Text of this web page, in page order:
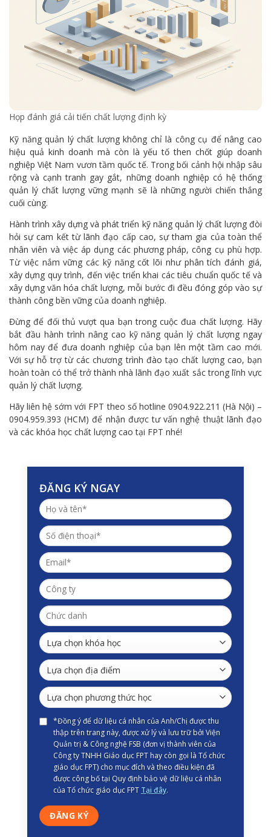
Họp đánh giá cải tiến chất lượng định kỳ
Kỹ năng quản lý chất lượng không chỉ là công cụ để nâng cao
hiệu quả kinh doanh mà còn là yếu tố then chốt giúp doanh
nghiệp Việt Nam vươn tầm quốc tế. Trong bối cảnh hội nhập sâu
rộng và cạnh tranh gay gắt, những doanh nghiệp có hệ thống
quản lý chất lượng vững mạnh sẽ là những người chiến thắng
cuối cùng.
Hành trình xây dựng và phát triển kỹ năng quản lý chất lượng đòi
hỏi sự cam kết từ lãnh đạo cấp cao, sự tham gia của toàn thể
nhân viên và việc áp dụng các phương pháp, công cụ phù hợp.
Từ việc nắm vững các kỹ năng cốt lõi như phân tích đánh giá,
xây dựng quy trình, đến việc triển khai các tiêu chuẩn quốc tế và
xây dựng văn hóa chất lượng, mỗi bước đi đều đóng góp vào sự
thành công bền vững của doanh nghiệp.
Đừng để đối thủ vượt qua bạn trong cuộc đua chất lượng. Hãy
bắt đầu hành trình nâng cao kỹ năng quản lý chất lượng ngay
hôm nay để đưa doanh nghiệp của bạn lên một tầm cao mới.
Với sự hỗ trợ từ các chương trình đào tạo chất lượng cao, bạn
hoàn toàn có thể trở thành nhà lãnh đạo xuất sắc trong lĩnh vực
quản lý chất lượng.
Hãy liên hệ sớm với FPT theo số hotline 0904.922.211 (Hà Nội) –
0904.959.393 (HCM) để nhận được tư vấn nghệ thuật lãnh đạo
và các khóa học chất lượng cao tại FPT nhé!
ĐĂNG KÝ NGAY
*Đồng ý để dữ liệu cá nhân của Anh/Chị được thu
thập trên trang này, được xử lý và lưu trữ bởi Viện
Quản trị & Công nghệ FSB (đơn vị thành viên của
Công ty TNHH Giáo dục FPT hay còn gọi là Tổ chức
giáo dục FPT) cho mục đích và theo điều kiện đã
được công bố tại Quy định bảo vệ dữ liệu cá nhân
của Tổ chức giáo dục FPT Tại đây.